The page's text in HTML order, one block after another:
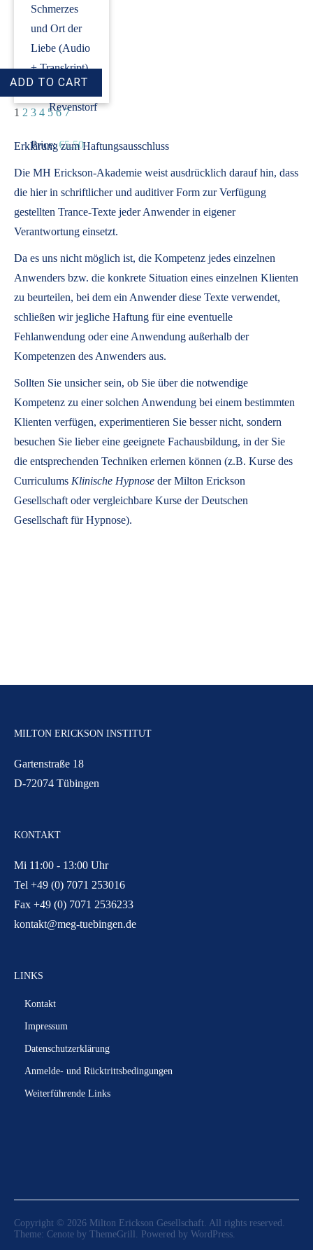
Schmerzes
und Ort der
Liebe (Audio
+ Transkript)
›Dirk
Revenstorf
Price: €5.50
1 2 3 4 5 6 7
Erklärung zum Haftungsausschluss
Die MH Erickson-Akademie weist ausdrücklich darauf hin, dass
die hier in schriftlicher und auditiver Form zur Verfügung
gestellten Trance-Texte jeder Anwender in eigener
Verantwortung einsetzt.
Da es uns nicht möglich ist, die Kompetenz jedes einzelnen
Anwenders bzw. die konkrete Situation eines einzelnen Klienten
zu beurteilen, bei dem ein Anwender diese Texte verwendet,
schließen wir jegliche Haftung für eine eventuelle
Fehlanwendung oder eine Anwendung außerhalb der
Kompetenzen des Anwenders aus.
Sollten Sie unsicher sein, ob Sie über die notwendige
Kompetenz zu einer solchen Anwendung bei einem bestimmten
Klienten verfügen, experimentieren Sie besser nicht, sondern
besuchen Sie lieber eine geeignete Fachausbildung, in der Sie
die entsprechenden Techniken erlernen können (z.B. Kurse des
Curriculums Klinische Hypnose der Milton Erickson
Gesellschaft oder vergleichbare Kurse der Deutschen
Gesellschaft für Hypnose).
MILTON ERICKSON INSTITUT
Gartenstraße 18
D-72074 Tübingen
KONTAKT
Mi 11:00 - 13:00 Uhr
Tel +49 (0) 7071 253016
Fax +49 (0) 7071 2536233
kontakt@meg-tuebingen.de
LINKS
Kontakt
Impressum
Datenschutzerklärung
Anmelde- und Rücktrittsbedingungen
Weiterführende Links
Copyright © 2026 Milton Erickson Gesellschaft. All rights reserved.
Theme: Cenote by ThemeGrill. Powered by WordPress.